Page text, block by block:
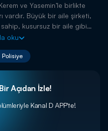
ve Yasemin’le birlikte
vardır. Büyük bir aile şirketi,
sahip, kusursuz bir aile gibi
tablosu bir gecede yerle bir
oku
Polisiye
Açıdan İzle!
Kanal D APP'te!